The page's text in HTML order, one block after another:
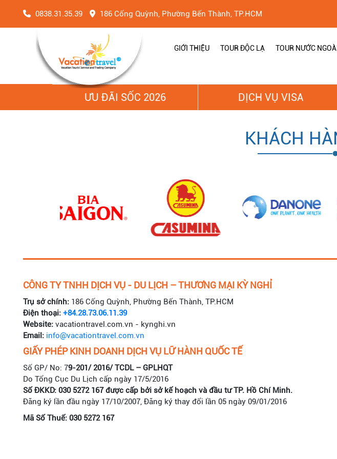
0838.31.35.39 186 Cống Quỳnh, Phường Bến Thành, TP.HCM
GIỚI THIỆU TOUR ĐỘC LẠ TOUR NƯỚC NGOÀI
ƯU ĐÃI SỐC 2026 DỊCH VỤ VISA
KHÁCH
CÔNG TY TNHH DỊCH VỤ - DU LỊCH – THƯƠNG MẠI KỲ NGHỈ
Trụ sở chính: 186 Cống Quỳnh, Phường Bến Thành, TP.HCM
Điện thoại: +84.28.73.06.11.39
Website: vacationtravel.com.vn - kynghi.vn
Email: info@vacationtravel.com.vn
GIẤY PHÉP KINH DOANH DỊCH VỤ LỮ HÀNH QUỐC TẾ
Số GP/ No: 79-201/ 2016/ TCDL – GPLHQT
Do Tổng Cục Du Lịch cấp ngày 17/5/2016
Số ĐKKD: 030 5272 167 được cấp bởi sở kế hoạch và đầu tư TP. Hồ Chí Minh.
Đăng ký lần đầu ngày 17/10/2007, Đăng ký thay đổi lần 05 ngày 09/01/2016
Mã Số Thuế: 030 5272 167